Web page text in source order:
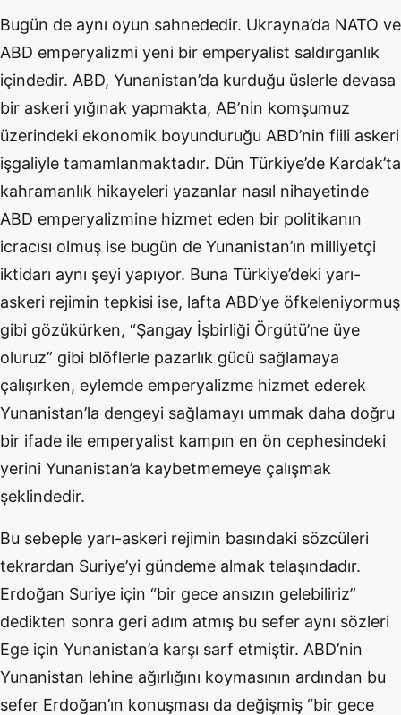
Bugün de aynı oyun sahnededir. Ukrayna’da NATO ve
ABD emperyalizmi yeni bir emperyalist saldırganlık
içindedir. ABD, Yunanistan’da kurduğu üslerle devasa
bir askeri yığınak yapmakta, AB’nin komşumuz
üzerindeki ekonomik boyunduruğu ABD’nin fiili askeri
işgaliyle tamamlanmaktadır. Dün Türkiye’de Kardak’ta
kahramanlık hikayeleri yazanlar nasıl nihayetinde
ABD emperyalizmine hizmet eden bir politikanın
icracısı olmuş ise bugün de Yunanistan’ın milliyetçi
iktidarı aynı şeyi yapıyor. Buna Türkiye’deki yarı-
askeri rejimin tepkisi ise, lafta ABD’ye öfkeleniyormuş
gibi gözükürken, “Şangay İşbirliği Örgütü’ne üye
oluruz” gibi blöflerle pazarlık gücü sağlamaya
çalışırken, eylemde emperyalizme hizmet ederek
Yunanistan’la dengeyi sağlamayı ummak daha doğru
bir ifade ile emperyalist kampın en ön cephesindeki
yerini Yunanistan’a kaybetmemeye çalışmak
şeklindedir.
Bu sebeple yarı-askeri rejimin basındaki sözcüleri
tekrardan Suriye’yi gündeme almak telaşındadır.
Erdoğan Suriye için “bir gece ansızın gelebiliriz”
dedikten sonra geri adım atmış bu sefer aynı sözleri
Ege için Yunanistan’a karşı sarf etmiştir. ABD’nin
Yunanistan lehine ağırlığını koymasının ardından bu
sefer Erdoğan’ın konuşması da değişmiş “bir gece